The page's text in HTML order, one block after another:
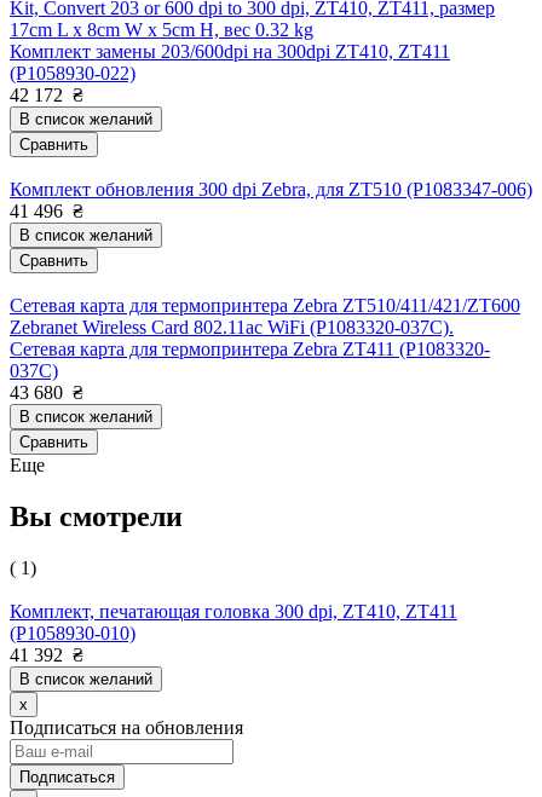
Kit, Convert 203 or 600 dpi to 300 dpi, ZT410, ZT411, размер
17cm L x 8cm W x 5cm H, вес 0.32 kg
Комплект замены 203/600dpi на 300dpi ZT410, ZT411
(P1058930-022)
42 172 ₴
В список желаний
Сравнить
Комплект обновления 300 dpi Zebra, для ZT510 (P1083347-006)
41 496 ₴
В список желаний
Сравнить
Сетевая карта для термопринтера Zebra ZT510/411/421/ZT600
Zebranet Wireless Card 802.11ac WiFi (P1083320-037C).
Сетевая карта для термопринтера Zebra ZT411 (P1083320-
037C)
43 680 ₴
В список желаний
Сравнить
Еще
Вы смотрели
( 1)
Комплект, печатающая головка 300 dpi, ZT410, ZT411
(P1058930-010)
41 392 ₴
В список желаний
x
Подписаться на обновления